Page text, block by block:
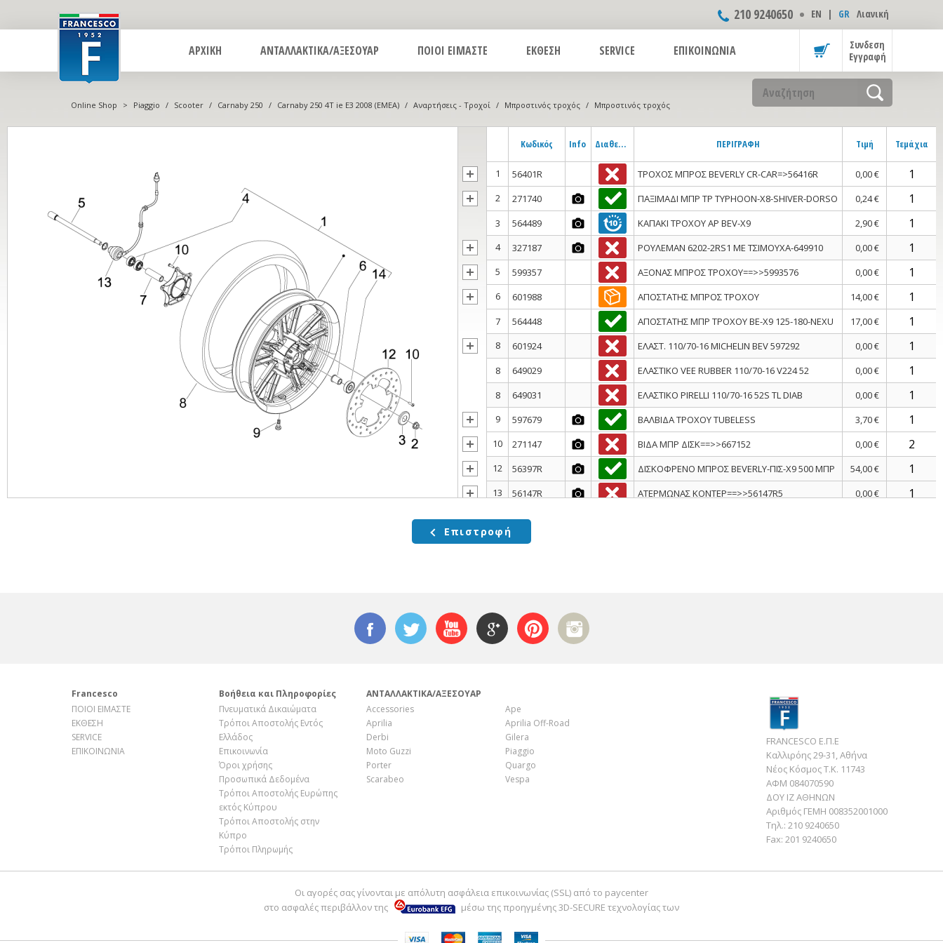
210 9240650 ΕΝ | GR Λιανική
Συνδεση
Εγγραφή
ΑΡΧΙΚΗ ΑΝΤΑΛΛΑΚΤΙΚΑ/ΑΞΕΣΟΥΑΡ ΠΟΙΟΙ ΕΙΜΑΣΤΕ ΕΚΘΕΣΗ SERVICE ΕΠΙΚΟΙΝΩΝΙΑ
Online Shop > Piaggio / Scooter / Carnaby 250 / Carnaby 250 4T ie E3 2008 (EMEA) / Αναρτήσεις - Τροχοί / Μπροστινός τροχός / Μπροστινός τροχός
Κωδικός Info Διαθεσιμότητα ΠΕΡΙΓΡΑΦΗ Τιμή Τεμάχια
1 56401R ΤΡΟΧΟΣ ΜΠΡΟΣ BEVERLY CR-CAR=>56416R
0,00 €
2
271740 ΠΑΞΙΜΑΔΙ ΜΠΡ ΤΡ TYPHOON-X8-SHIVER-DORSO
0,24 €
3
564489 ΚΑΠΑΚΙ ΤΡΟΧΟΥ ΑΡ BEV-X9
2,90 €
4
327187 ΡΟΥΛΕΜΑΝ 6202-2RS1 ΜΕ ΤΣΙΜΟΥΧΑ-649910
0,00 €
5
599357 ΑΞΟΝΑΣ ΜΠΡΟΣ ΤΡΟΧΟΥ==>>5993576
0,00 €
6
601988 ΑΠΟΣΤΑΤΗΣ ΜΠΡΟΣ ΤΡΟΧΟΥ
14,00 €
7
564448 ΑΠΟΣΤΑΤΗΣ ΜΠΡ ΤΡΟΧΟΥ BE-X9 125-180-NEXU
17,00 €
8
601924 ΕΛΑΣΤ. 110/70-16 MICHELIN BEV 597292
0,00 €
8
649029 ΕΛΑΣΤΙΚΟ VEE RUBBER 110/70-16 V224 52
0,00 €
8
649031 ΕΛΑΣΤΙΚΟ PIRELLI 110/70-16 52S TL DIAB
0,00 €
9
597679 ΒΑΛΒΙΔΑ ΤΡΟΧΟΥ TUBELESS
3,70 €
10
271147 ΒΙΔΑ ΜΠΡ ΔΙΣΚ==>>667152
0,00 €
12
56397R ΔΙΣΚΟΦΡΕΝΟ ΜΠΡΟΣ BEVERLY-ΠΙΣ-X9 500 ΜΠΡ
54,00 €
13
56147R ΑΤΕΡΜΩΝΑΣ ΚΟΝΤΕΡ==>>56147R5
0,00 €
14
564491
Επιστροφή
Francesco
ΠΟΙΟΙ ΕΙΜΑΣΤΕ
ΕΚΘΕΣΗ
SERVICE
ΕΠΙΚΟΙΝΩΝΙΑ
Βοήθεια και Πληροφορίες
Πνευματικά Δικαιώματα
Τρόποι Αποστολής Εντός
Ελλάδος
Επικοινωνία
Όροι χρήσης
Προσωπικά Δεδομένα
Τρόποι Αποστολής Ευρώπης
εκτός Κύπρου
Τρόποι Αποστολής στην
Κύπρο
Τρόποι Πληρωμής
ΑΝΤΑΛΛΑΚΤΙΚΑ/ΑΞΕΣΟΥΑΡ
Accessories
Ape
Aprilia
Aprilia Off-Road
Derbi
Gilera
Moto Guzzi
Piaggio
Porter
Quargo
Scarabeo
Vespa
FRANCESCO Ε.Π.Ε
Καλλιρόης 29-31, Αθήνα
Νέος Κόσμος Τ.Κ. 11743
ΑΦΜ 084070590
ΔΟΥ ΙΖ ΑΘΗΝΩΝ
Αριθμός ΓΕΜΗ 008352001000
Τηλ.: 210 9240650
Fax: 201 9240650
Οι αγορές σας γίνονται με απόλυτη ασφάλεια επικοινωνίας (SSL) από το paycenter
στο ασφαλές περιβάλλον της
μέσω της προηγμένης 3D-SECURE τεχνολογίας των